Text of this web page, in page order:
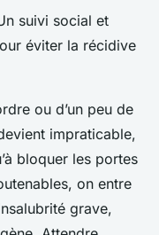
suivi social et
éviter la récidive
ou d’un peu de
impraticable,
bloquer les portes
on entre
grave,